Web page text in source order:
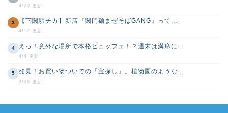
4/20 更新
3 【下関駅チカ】新店『関門麺まぜそばGANG』って...
4/17 更新
4 えっ！意外な場所で本格ビュッフェ！？週末は満席に...
4/4 更新
5 発見！お買い物ついでの「宝探し」。植物園のような...
3/26 更新